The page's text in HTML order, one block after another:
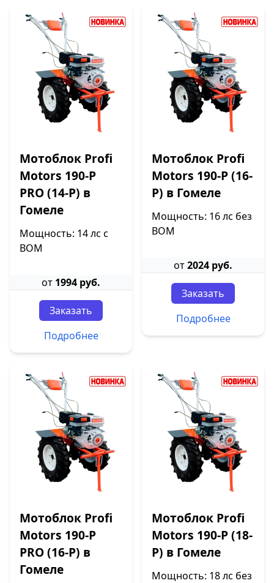
Мотоблок Profi
Motors 190-P
PRO (14-P) в
Гомеле
Мощность: 14 лс с
ВОМ
от 1994 руб.
Заказать
Подробнее
Мотоблок Profi
Motors 190-P (16-
P) в Гомеле
Мощность: 16 лс без
ВОМ
от2024 руб.
Заказать
Подробнее
Мотоблок Profi
Motors 190-P
PRO (16-P) в
Гомеле
Мотоблок Profi
Motors 190-P (18-
P) в Гомеле
Мощность: 18 лс без